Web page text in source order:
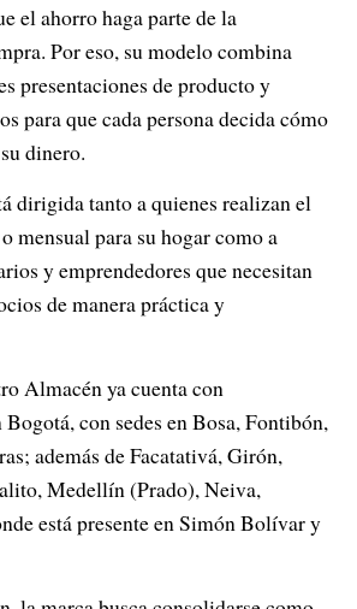
el ahorro haga parte de la
Por eso, su modelo combina
presentaciones de producto y
para que cada persona decida cómo
dinero.
dirigida tanto a quienes realizan el
mensual para su hogar como a
y emprendedores que necesitan
de manera práctica y
Almacén ya cuenta con
Bogotá, con sedes en Bosa, Fontibón,
además de Facatativá, Girón,
Medellín (Prado), Neiva,
está presente en Simón Bolívar y